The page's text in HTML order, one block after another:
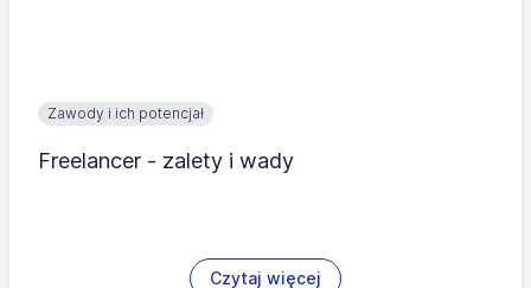
Zawody i ich potencjał
Freelancer - zalety i wady
Czytaj więcej